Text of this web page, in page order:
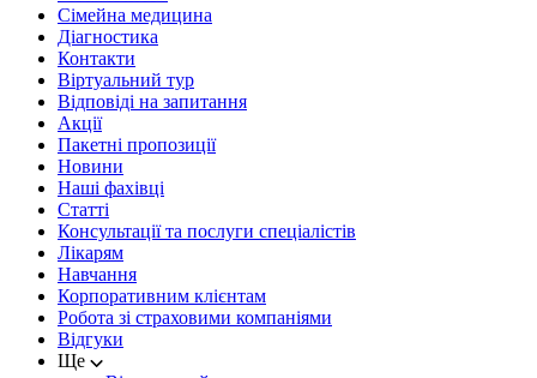
Сімейна медицина
Діагностика
Контакти
Віртуальний тур
Відповіді на запитання
Акції
Пакетні пропозиції
Новини
Наші фахівці
Статті
Консультації та послуги спеціалістів
Лікарям
Навчання
Корпоративним клієнтам
Робота зі страховими компаніями
Відгуки
Ще